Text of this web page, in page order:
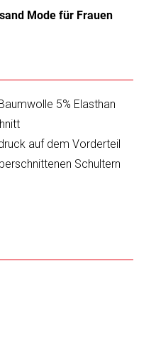
Mode für Frauen
5% Elasthan
auf dem Vorderteil
Schultern